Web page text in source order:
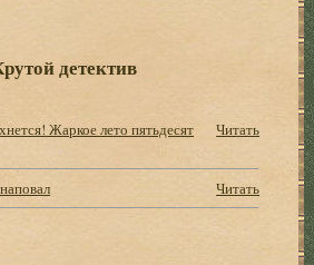
детектив
Жаркое лето пятьдесят
Читать
Читать